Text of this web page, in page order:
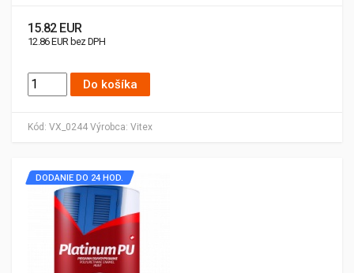
Kód: VX_0244 Výrobca: Vitex
15.82 EUR
12.86 EUR bez DPH
Do košíka
DODANIE DO 24 HOD.